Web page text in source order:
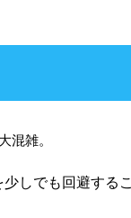
混雑。
しでも回避するこ